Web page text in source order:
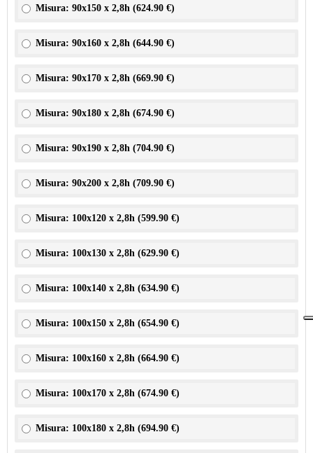
Misura: 90x150 x 2,8h (624.90 €)
Misura: 90x160 x 2,8h (644.90 €)
Misura: 90x170 x 2,8h (669.90 €)
Misura: 90x180 x 2,8h (674.90 €)
Misura: 90x190 x 2,8h (704.90 €)
Misura: 90x200 x 2,8h (709.90 €)
Misura: 100x120 x 2,8h (599.90 €)
Misura: 100x130 x 2,8h (629.90 €)
Misura: 100x140 x 2,8h (634.90 €)
Misura: 100x150 x 2,8h (654.90 €)
Misura: 100x160 x 2,8h (664.90 €)
Misura: 100x170 x 2,8h (674.90 €)
Misura: 100x180 x 2,8h (694.90 €)